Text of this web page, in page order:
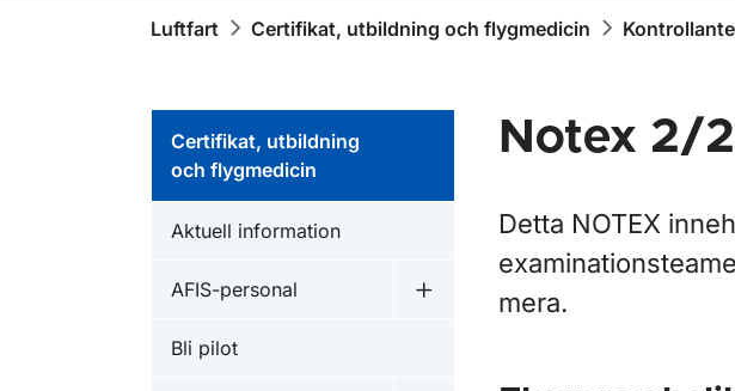
Luftfart Certifikat, utbildning och flygmedicin
Certifikat, utbildning
och flygmedicin
Aktuell information
AFIS-personal
Undermeny för AFIS-personal
Bli pilot
Notex 2/
Detta NOTEX
mera.